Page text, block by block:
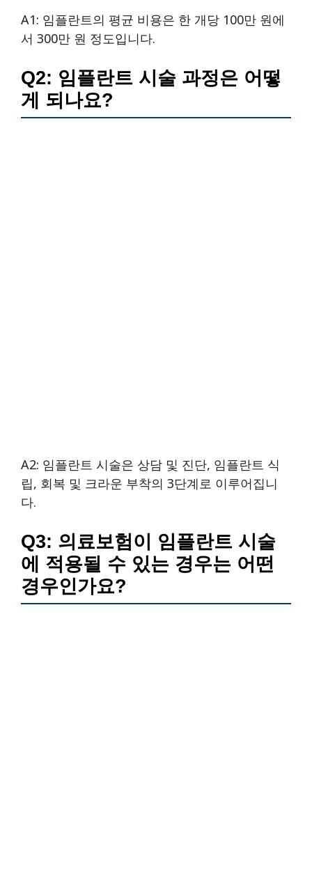
A1: 임플란트의 평균 비용은 한 개당 100만 원에
서 300만 원 정도입니다.
Q2: 임플란트 시술 과정은 어떻
게 되나요?
A2: 임플란트 시술은 상담 및 진단, 임플란트 식
립, 회복 및 크라운 부착의 3단계로 이루어집니
다.
Q3: 의료보험이 임플란트 시술
에 적용될 수 있는 경우는 어떤
경우인가요?